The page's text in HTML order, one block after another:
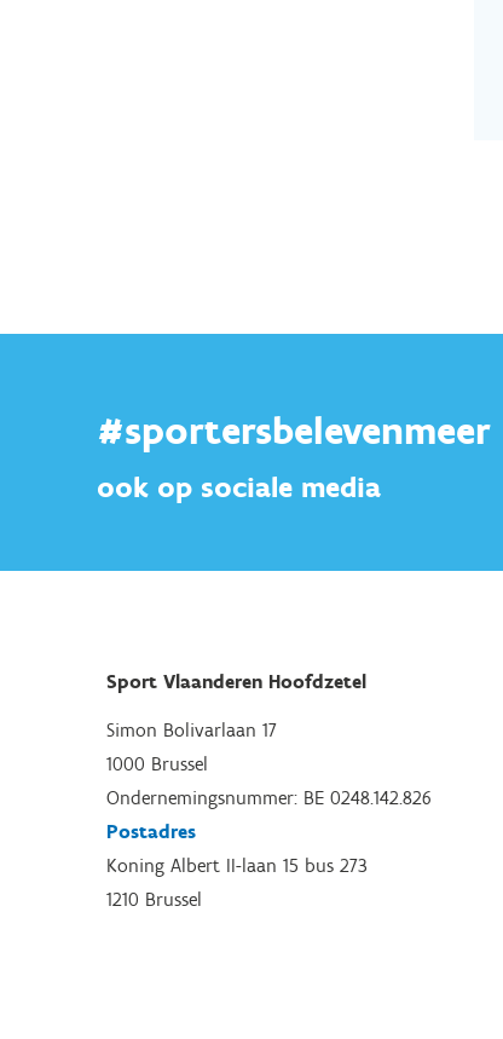
#sportersbelevenmeer
ook op sociale media
Sport Vlaanderen Hoofdzetel
Simon Bolivarlaan 17
1000 Brussel
Ondernemingsnummer: BE 0248.142.826
Postadres
Koning Albert II-laan 15 bus 273
1210 Brussel